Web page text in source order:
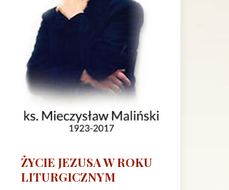
ŻYCIE JEZUSA W ROKU
LITURGICZNYM